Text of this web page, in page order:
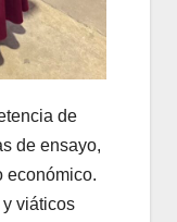
de
de ensayo,
económico.
viáticos